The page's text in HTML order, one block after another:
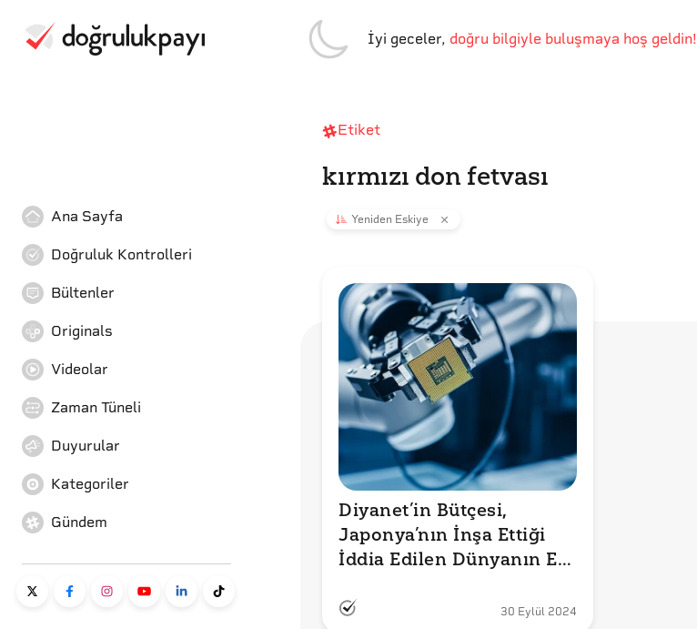
İyi geceler, doğru bilgiyle buluşmaya hoş geldin!
Ana Sayfa
Doğruluk Kontrolleri
Bültenler
Originals
Videolar
Zaman Tüneli
Duyurular
Kategoriler
Gündem
Etiket
kırmızı don fetvası
Yeniden Eskiye
Diyanet’in Bütçesi,
Japonya’nın İnşa Ettiği
İddia Edilen Dünyanın En
Kat Fazla mı?
30 Eylül 2024